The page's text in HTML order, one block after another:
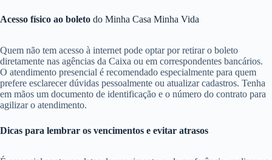
Acesso físico ao boleto do Minha Casa Minha Vida
Quem não tem acesso à internet pode optar por retirar o boleto
diretamente nas agências da Caixa ou em correspondentes bancários.
O atendimento presencial é recomendado especialmente para quem
prefere esclarecer dúvidas pessoalmente ou atualizar cadastros. Tenha
em mãos um documento de identificação e o número do contrato para
agilizar o atendimento.
Dicas para lembrar os vencimentos e evitar atrasos